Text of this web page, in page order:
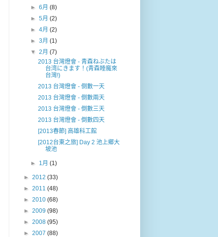
►6月(8)
►5月(2)
►4月(2)
►3月(1)
▼2月(7)
2013 台灣燈會 - 青森ねぶたは
台湾にきます！(青森睡魔來
台灣!)
2013 台灣燈會 - 倒數一天
2013 台灣燈會 - 倒數兩天
2013 台灣燈會 - 倒數三天
2013 台灣燈會 - 倒數四天
[2013春節] 高雄科工館
[2012台東之旅] Day 2 池上鄉大
坡池
► 1月(1)
► 2012 (33)
► 2011 (48)
► 2010 (68)
► 2009 (98)
► 2008 (95)
► 2007 (88)